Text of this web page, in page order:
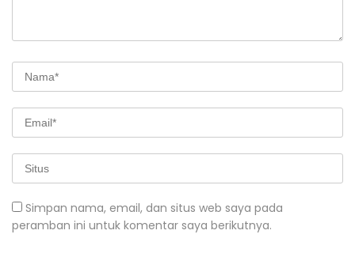
Simpan nama, email, dan situs web saya pada
peramban ini untuk komentar saya berikutnya.